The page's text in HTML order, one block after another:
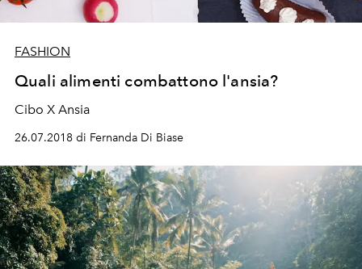
FASHION
Quali alimenti combattono l'ansia?
Cibo X Ansia
26.07.2018 di Fernanda Di Biase